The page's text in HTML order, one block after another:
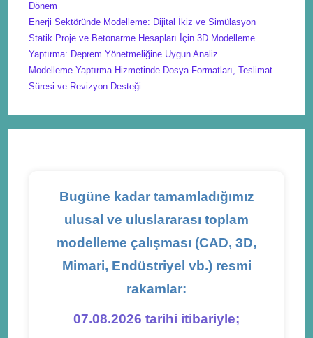
Dönem
Enerji Sektöründe Modelleme: Dijital İkiz ve Simülasyon
Statik Proje ve Betonarme Hesapları İçin 3D Modelleme
Yaptırma: Deprem Yönetmeliğine Uygun Analiz
Modelleme Yaptırma Hizmetinde Dosya Formatları, Teslimat
Süresi ve Revizyon Desteği
Bugüne kadar tamamladığımız
ulusal ve uluslararası toplam
modelleme çalışması (CAD, 3D,
Mimari, Endüstriyel vb.) resmi
rakamlar:
07.08.2026 tarihi itibariyle;